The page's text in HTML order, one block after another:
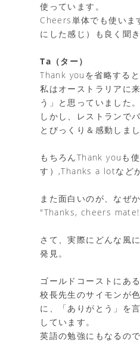
使っています。
Cheers単体でも使い
にした感じ）も良く聞き
Ta（ター）
Thank youを省略する
私はオーストラリアに
う」と思っていました
しかし、レストランで
とびっくり＆感動しまし
もちろんThank youも
す）,Thanks a lotなど
また面白いのが、なぜ
"Thanks, cheers
さて、実際にどんな風
発見。
ゴールドコーストにあ
校長先生のサイモンが
に、「ありがとう」を
しています。
英語の勉強にもなるの